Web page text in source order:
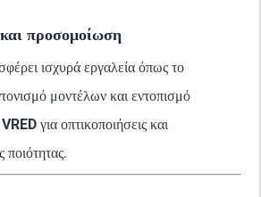
προσομοίωση
ισχυρά εργαλεία όπως το
μοντέλων και εντοπισμό
VRED για οπτικοποιήσεις και
ποιότητας.